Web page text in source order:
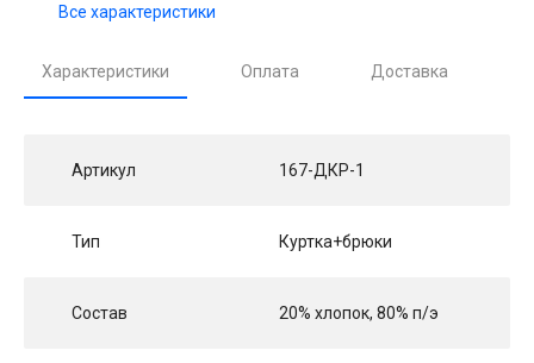
Все характеристики
Характеристики Оплата Доставка
Артикул 167-ДКР-1
Тип Куртка+брюки
Состав 20% хлопок, 80% п/э